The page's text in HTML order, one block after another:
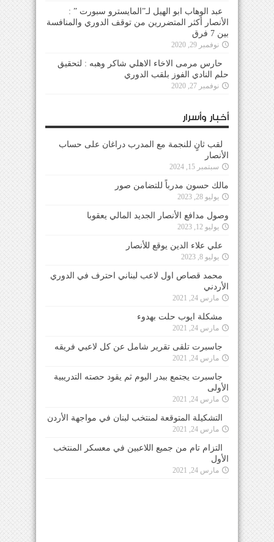
عبد الوهاب ابو الهيل لـ”المايسترو سبورت ” :
الأنصار أكثر المتضررين من توقف الدوري والمنافسة
بين 7 فرق
نوفمبر 29, 2020
حارس مرمى الاخاء الاهلي شاكر وهبه : لتحقيق
حلم النادي الفوز بلقب الدوري
نوفمبر 27, 2020
أخبار وأسرار
لقب ثانٍ للنجمة مع المدرب دراغان على حساب
الأنصار
سبتمبر 15, 2024
مالك حسون مدرباً للتضامن صور
يوليو 28, 2023
وصول مدافع الأنصار الجديد المالي يعقوبا
يوليو 12, 2023
علي علاء الدين يوقع للأنصار
يوليو 8, 2023
محمد قصاص اول لاعب لبناني احترف في الدوري
الأردني
مارس 24, 2021
مشكلة ايوب حلت بهدوء
مارس 24, 2021
جاسبرت تلقى تقرير شامل عن كل لاعبي فريقه
مارس 24, 2021
جاسبرت يجتمع ببدر اليوم ثم يقود حصته التدريبية
الأولى
مارس 24, 2021
التشكيلة المتوقعة لمنتخب لبنان في مواجهة الأردن
مارس 24, 2021
التزام تام من جميع اللاعبين في معسكر المنتخب
الأول
مارس 24, 2021